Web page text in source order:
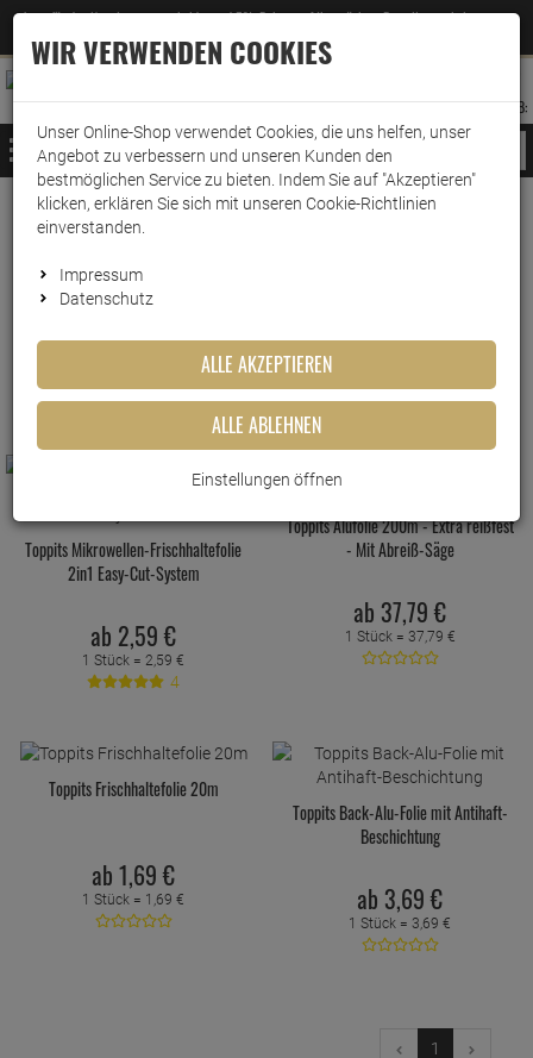
Jetzt für den Newsletter entscheiden und 5% Rabatt auf Ihre nächste Bestellung erhalten
–Zum Newsletter
ANMELDEN
AUFKLAPPEN
MERKZETTEL
WARENKORB:
MENÜ
www.wark24.de Küche & Haushalt Kochen & Backen
Frischhalte-/Alu-Folie
Frischhalte-/Alu-Folie
Toppits Mikrowellen-Frischhaltefolie
2in1 Easy-Cut-System
ab 2,59 €
1 Stück = 2,59 €
4
Toppits Alufolie 200m - Extra reißfest
- Mit Abreiß-Säge
ab 37,79 €
1 Stück = 37,79 €
Toppits Frischhaltefolie 20m
ab 1,69 €
1 Stück = 1,69 €
Toppits Back-Alu-Folie mit Antihaft-
Beschichtung
ab 3,69 €
1 Stück = 3,69 €
1
WIR VERWENDEN COOKIES
Unser Online-Shop verwendet Cookies, die uns helfen, unser
Angebot zu verbessern und unseren Kunden den
bestmöglichen Service zu bieten. Indem Sie auf "Akzeptieren"
klicken, erklären Sie sich mit unseren Cookie-Richtlinien
einverstanden.
Impressum
Datenschutz
ALLE AKZEPTIEREN
ALLE ABLEHNEN
Einstellungen öffnen